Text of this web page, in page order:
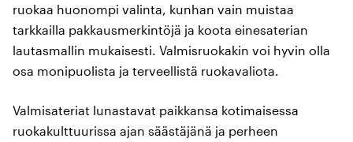
ruokaa huonompi valinta, kunhan vain muistaa
tarkkailla pakkausmerkintöjä ja koota einesaterian
lautasmallin mukaisesti. Valmisruokakin voi hyvin olla
osa monipuolista ja terveellistä ruokavaliota.
Valmisateriat lunastavat paikkansa kotimaisessa
ruokakulttuurissa ajan säästäjänä ja perheen